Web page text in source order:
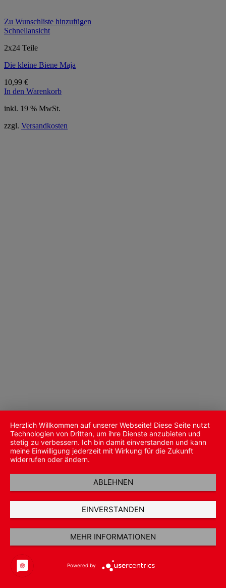
Zu Wunschliste hinzufügen
Schnellansicht
2x24 Teile
Die kleine Biene Maja
10,99 €
In den Warenkorb
inkl. 19 % MwSt.
zzgl. Versandkosten
Herzlich Willkommen auf unserer Webseite! Diese Seite nutzt
Technologien von Dritten, um ihre Dienste anzubieten und
stetig zu verbessern. Ich bin damit einverstanden und kann
meine Einwilligung jederzeit mit Wirkung für die Zukunft
widerrufen oder ändern.
ABLEHNEN
EINVERSTANDEN
MEHR INFORMATIONEN
Powered by